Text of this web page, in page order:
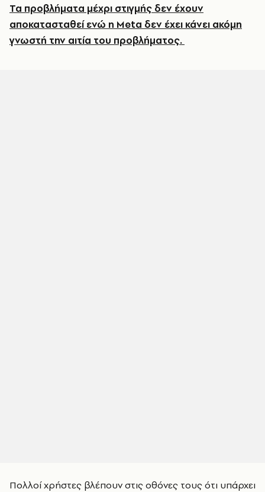
Τα προβλήματα μέχρι στιγμής δεν έχουν
αποκατασταθεί ενώ η Metα δεν έχει κάνει ακόμη
γνωστή την αιτία του προβλήματος.
Πολλοί χρήστες βλέπουν στις οθόνες τους ότι υπάρχει